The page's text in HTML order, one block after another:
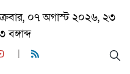
০৭ অগাস্ট ২০২৬, ২৩